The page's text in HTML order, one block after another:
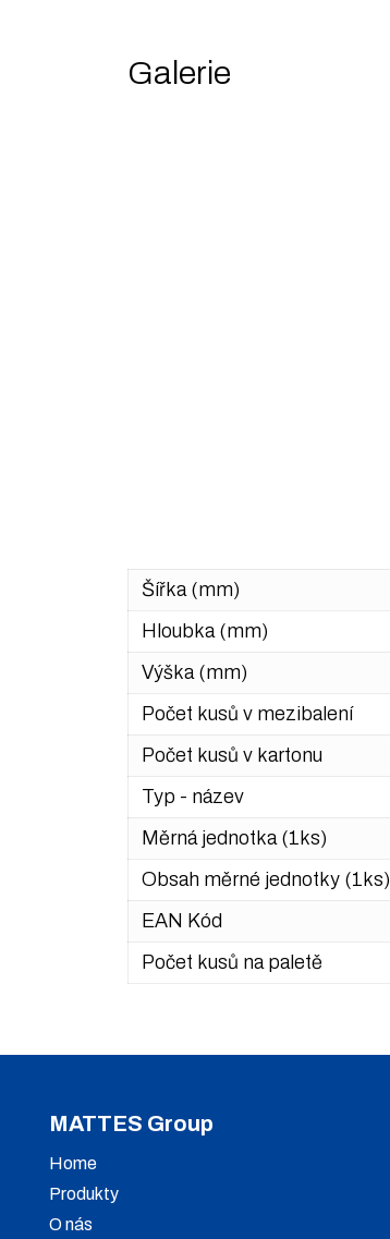
Galerie
Šířka (mm)
Hloubka (mm)
Výška (mm)
Počet kusů v mezibalení
Počet kusů v kartonu
Typ - název
Měrná jednotka (1ks)
Obsah měrné jednotky (1ks)
EAN Kód
Počet kusů na paletě
MATTES Group
Home
Produkty
O nás